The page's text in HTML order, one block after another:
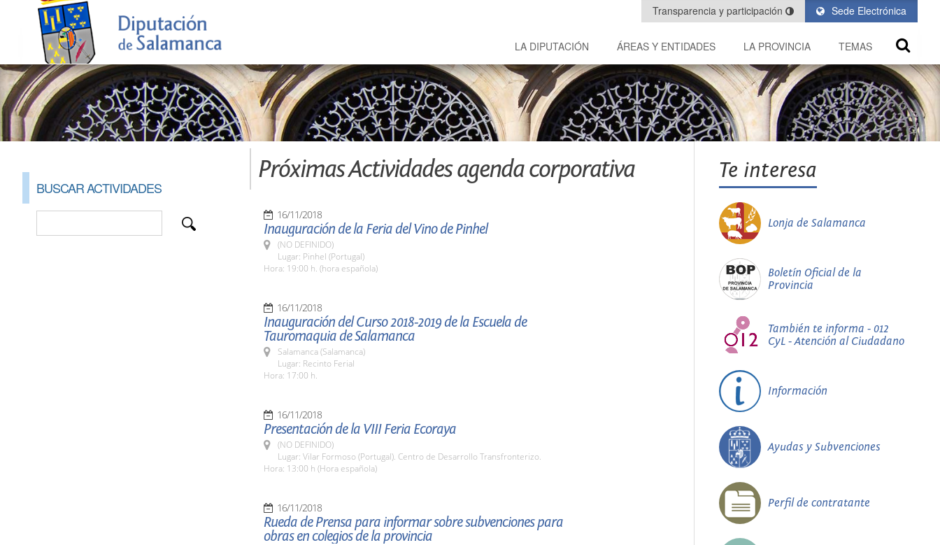
Sede Electrónica
Transparencia y participación
LA DIPUTACIÓN ÁREAS Y ENTIDADES LA PROVINCIA TEMAS
BUSCAR ACTIVIDADES
Próximas Actividades agenda corporativa
16/11/2018
Inauguración de la Feria del Vino de Pinhel
(NO DEFINIDO)
Lugar: Pinhel (Portugal)
Hora: 19:00 h. (hora española)
16/11/2018
Inauguración del Curso 2018-2019 de la Escuela de
Tauromaquia de Salamanca
Salamanca (Salamanca)
Lugar: Recinto Ferial
Hora: 17:00 h.
16/11/2018
Presentación de la VIII Feria Ecoraya
(NO DEFINIDO)
Lugar: Vilar Formoso (Portugal). Centro de Desarrollo Transfronterizo.
Hora: 13:00 h (Hora española)
16/11/2018
Rueda de Prensa para informar sobre subvenciones para
obras en colegios de la provincia
Te interesa
Lonja de Salamanca
Boletín Oficial de la
Provincia
También te informa - 012
CyL - Atención al Ciudadano
Información
Ayudas y Subvenciones
Perfil de contratante